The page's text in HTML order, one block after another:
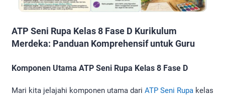
ATP Seni Rupa Kelas 8 Fase D Kurikulum
Merdeka: Panduan Komprehensif untuk Guru
Komponen Utama ATP Seni Rupa Kelas 8 Fase D
Mari kita jelajahi komponen utama dari ATP Seni Rupa kelas